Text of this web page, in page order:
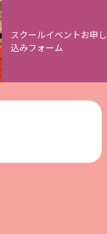
スクールイベントお申し
込みフォーム